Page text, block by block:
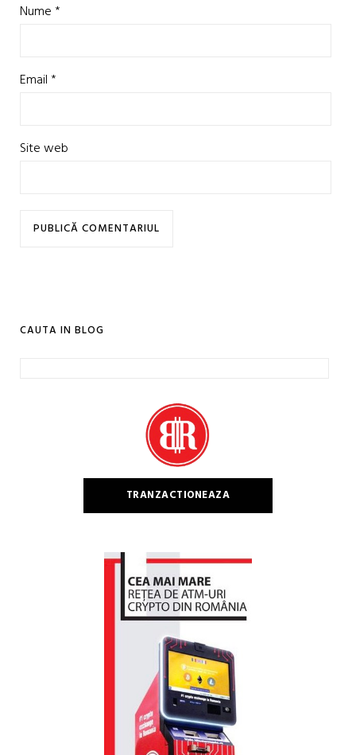
Nume*
Email*
Site web
CAUTA IN BLOG
TRANZACTIONEAZA